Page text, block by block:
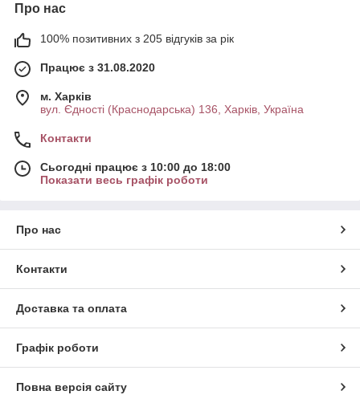
Про нас
100% позитивних з 205 відгуків за рік
Працює з 31.08.2020
м. Харків
вул. Єдності (Краснодарська) 136, Харків, Україна
Контакти
Сьогодні працює з 10:00 до 18:00
Показати весь графік роботи
Про нас
Контакти
Доставка та оплата
Графік роботи
Повна версія сайту